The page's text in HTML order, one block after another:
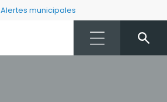
Alertes municipales